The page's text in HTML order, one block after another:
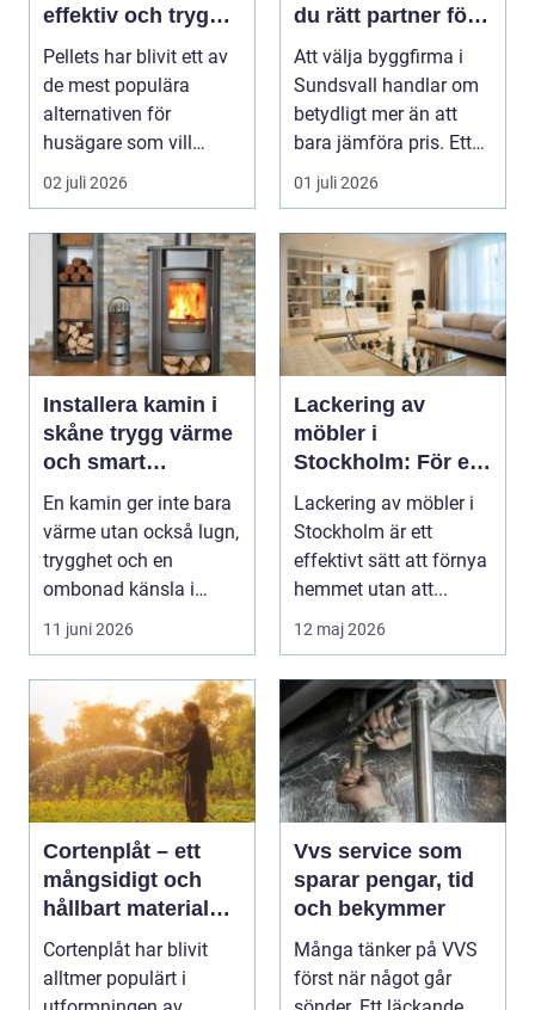
effektiv och trygg
värme med pellets
Pellets har blivit ett av
de mest populära
alternativen för
husägare som vill
kombinera låga
uppvärm...
02 juli 2026
du rätt partner för
ditt projekt
Att välja byggfirma i
Sundsvall handlar om
betydligt mer än att
bara jämföra pris. Ett
bygge påverka...
01 juli 2026
Installera kamin i
skåne trygg värme
och smart
investering
En kamin ger inte bara
värme utan också lugn,
trygghet och en
ombonad känsla i
hemmet. Allt fler hus...
11 juni 2026
Lackering av
möbler i
Stockholm: För ett
hållbart och snyggt
hem
Lackering av möbler i
Stockholm är ett
effektivt sätt att förnya
hemmet utan att...
12 maj 2026
Cortenplåt – ett
mångsidigt och
hållbart material
för din trädgård
Cortenplåt har blivit
alltmer populärt i
Vvs service som
sparar pengar, tid
och bekymmer
Många tänker på VVS
först när något går